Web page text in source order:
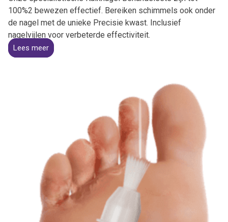
100%2 bewezen effectief. Bereiken schimmels ook onder
de nagel met de unieke Precisie kwast. Inclusief
nagelvijlen voor verbeterde effectiviteit.
Lees meer